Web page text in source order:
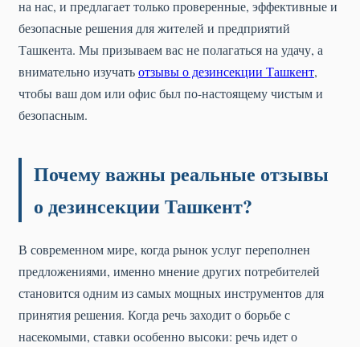
на нас, и предлагает только проверенные, эффективные и
безопасные решения для жителей и предприятий
Ташкента. Мы призываем вас не полагаться на удачу, а
внимательно изучатьотзывы о дезинсекции Ташкент,
чтобы ваш дом или офис был по-настоящему чистым и
безопасным.
Почему важны реальные отзывы
о дезинсекции Ташкент?
В современном мире, когда рынок услуг переполнен
предложениями, именно мнение других потребителей
становится одним из самых мощных инструментов для
принятия решения. Когда речь заходит о борьбе с
насекомыми, ставки особенно высоки: речь идет о